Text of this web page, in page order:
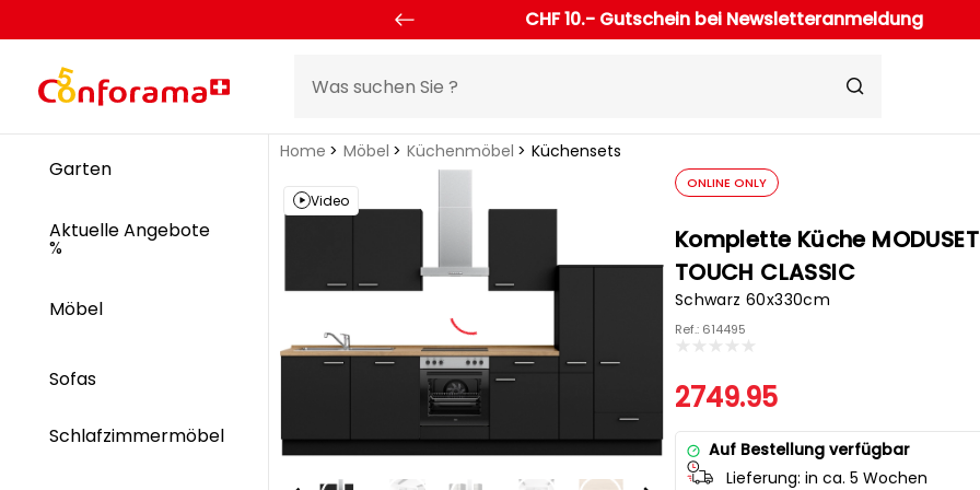
CHF 10.- Gutschein bei Newsletteranmeldung
Garten
Aktuelle Angebote
%
Möbel
Sofas
Schlafzimmermöbel
Home Möbel Küchenmöbel Küchensets
Video
ONLINE ONLY
Komplette Küche MODUSET
TOUCH CLASSIC
Schwarz 60x330cm
Ref.: 614495
2749.95
Auf Bestellung verfügbar
Lieferung: in ca. 5 Wochen